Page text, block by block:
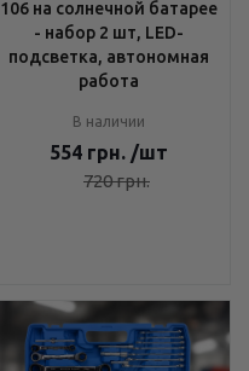
106 на солнечной батарее
- набор 2 шт, LED-
подсветка, автономная
работа
В наличии
554 грн. /шт
720грн.